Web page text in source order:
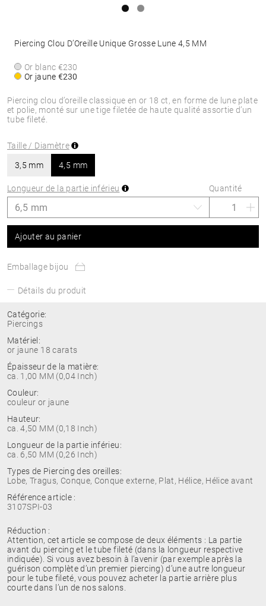
Piercing clou d’oreille classique en or 18 ct, en forme de lune plate
et polie, monté sur une tige filetée de haute qualité assortie d’un
tube fileté.
Piercing Clou D’Oreille Unique Grosse Lune 4,5 MM
Or blanc€230
Or jaune€230
Taille / Diamètre
3,5 mm 4,5 mm
Longueur de la partie inférieu Quantité
Ajouter au panier
Emballage bijou
Détails du produit
Catégorie:
Piercings
Matériel:
or jaune 18 carats
Épaisseur de la matière:
ca. 1,00 MM (0,04 Inch)
Couleur:
couleur or jaune
Hauteur:
ca. 4,50 MM (0,18 Inch)
Longueur de la partie inférieu:
ca. 6,50 MM (0,26 Inch)
Types de Piercing des oreilles:
Lobe, Tragus, Conque, Conque externe, Plat, Hélice, Hélice avant
Référence article :
3107SPI-03
Réduction :
Attention, cet article se compose de deux éléments : La partie
avant du piercing et le tube fileté (dans la longueur respective
indiquée). Si vous avez besoin à l’avenir (par exemple après la
guérison complète d’un premier piercing) d’une autre longueur
pour le tube fileté, vous pouvez acheter la partie arrière plus
courte dans l’un de nos salons.